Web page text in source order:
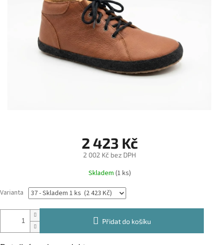
2 423 Kč
2 002 Kč bez DPH
Měrná
cena:
Skladem (1 ks)
Varianta
Přidat do košíku